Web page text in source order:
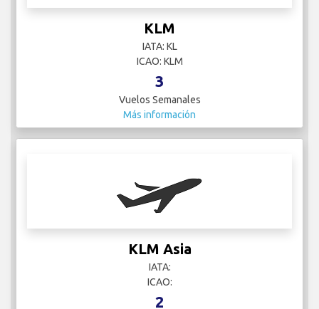
KLM
IATA: KL
ICAO: KLM
3
Vuelos Semanales
Más información
KLM Asia
IATA:
ICAO:
2